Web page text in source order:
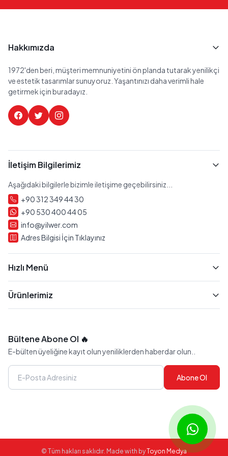
Hakkımızda
1972'den beri, müşteri memnuniyetini ön planda tutarak yenilikçi
ve estetik tasarımlar sunuyoruz. Yaşantınızı daha verimli hale
getirmek için buradayız.
İletişim Bilgilerimiz
Aşağıdaki bilgilerle bizimle iletişime geçebilirsiniz...
+90 312 349 44 30
+90 530 400 44 05
info@yilwer.com
Adres Bilgisi İçin Tıklayınız
Hızlı Menü
Ürünlerimiz
Bültene Abone Ol 🔥
E-bülten üyeliğine kayıt olun yeniliklerden haberdar olun..
Abone Ol
© Tüm hakları saklıdır. Made with byToyon Medya